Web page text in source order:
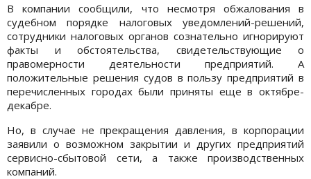
В компании сообщили, что несмотря обжалования в
судебном порядке налоговых уведомлений-решений,
сотрудники налоговых органов сознательно игнорируют
факты и обстоятельства, свидетельствующие о
правомерности деятельности предприятий. А
положительные решения судов в пользу предприятий в
перечисленных городах были приняты еще в октябре-
декабре.
Но, в случае не прекращения давления, в корпорации
заявили о возможном закрытии и других предприятий
сервисно-сбытовой сети, а также производственных
компаний.